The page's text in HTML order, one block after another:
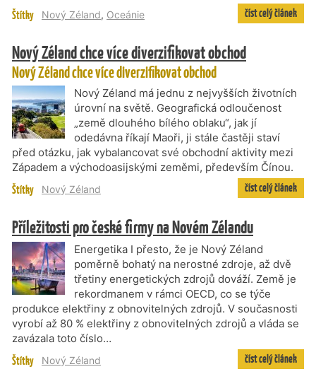
Štítky Nový Zéland, Oceánie číst celý článek
Nový Zéland chce více diverzifikovat obchod
Nový Zéland chce více diverzifikovat obchod
Nový Zéland má jednu z nejvyšších životních
úrovní na světě. Geografická odloučenost
„země dlouhého bílého oblaku“, jak jí
odedávna říkají Maoři, ji stále častěji staví
před otázku, jak vybalancovat své obchodní aktivity mezi
Západem a východoasijskými zeměmi, především Čínou.
Štítky Nový Zéland číst celý článek
Příležitosti pro české firmy na Novém Zélandu
Energetika I přesto, že je Nový Zéland
poměrně bohatý na nerostné zdroje, až dvě
třetiny energetických zdrojů dováží. Země je
rekordmanem v rámci OECD, co se týče
produkce elektřiny z obnovitelných zdrojů. V současnosti
vyrobí až 80 % elektřiny z obnovitelných zdrojů a vláda se
zavázala toto číslo…
Štítky Nový Zéland číst celý článek